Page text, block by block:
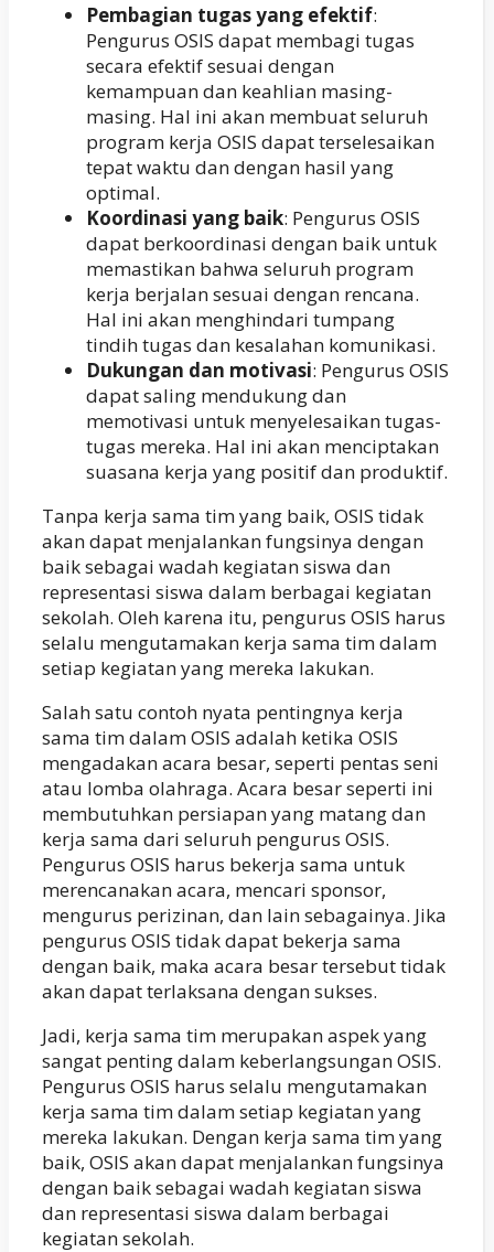
Pembagian tugas yang efektif:
Pengurus OSIS dapat membagi tugas
secara efektif sesuai dengan
kemampuan dan keahlian masing-
masing. Hal ini akan membuat seluruh
program kerja OSIS dapat terselesaikan
tepat waktu dan dengan hasil yang
optimal.
Koordinasi yang baik: Pengurus OSIS
dapat berkoordinasi dengan baik untuk
memastikan bahwa seluruh program
kerja berjalan sesuai dengan rencana.
Hal ini akan menghindari tumpang
tindih tugas dan kesalahan komunikasi.
Dukungan dan motivasi: Pengurus OSIS
dapat saling mendukung dan
memotivasi untuk menyelesaikan tugas-
tugas mereka. Hal ini akan menciptakan
suasana kerja yang positif dan produktif.
Tanpa kerja sama tim yang baik, OSIS tidak
akan dapat menjalankan fungsinya dengan
baik sebagai wadah kegiatan siswa dan
representasi siswa dalam berbagai kegiatan
sekolah. Oleh karena itu, pengurus OSIS harus
selalu mengutamakan kerja sama tim dalam
setiap kegiatan yang mereka lakukan.
Salah satu contoh nyata pentingnya kerja
sama tim dalam OSIS adalah ketika OSIS
mengadakan acara besar, seperti pentas seni
atau lomba olahraga. Acara besar seperti ini
membutuhkan persiapan yang matang dan
kerja sama dari seluruh pengurus OSIS.
Pengurus OSIS harus bekerja sama untuk
merencanakan acara, mencari sponsor,
mengurus perizinan, dan lain sebagainya. Jika
pengurus OSIS tidak dapat bekerja sama
dengan baik, maka acara besar tersebut tidak
akan dapat terlaksana dengan sukses.
Jadi, kerja sama tim merupakan aspek yang
sangat penting dalam keberlangsungan OSIS.
Pengurus OSIS harus selalu mengutamakan
kerja sama tim dalam setiap kegiatan yang
mereka lakukan. Dengan kerja sama tim yang
baik, OSIS akan dapat menjalankan fungsinya
dengan baik sebagai wadah kegiatan siswa
dan representasi siswa dalam berbagai
kegiatan sekolah.